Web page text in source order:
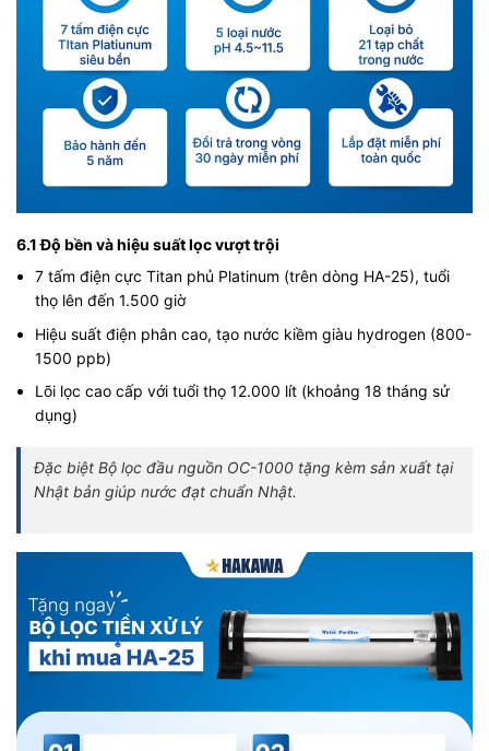
6.1 Độ bền và hiệu suất lọc vượt trội
7 tấm điện cực Titan phủ Platinum (trên dòng HA-25), tuổi
thọ lên đến 1.500 giờ
Hiệu suất điện phân cao, tạo nước kiềm giàu hydrogen (800-
1500 ppb)
Lõi lọc cao cấp với tuổi thọ 12.000 lít (khoảng 18 tháng sử
dụng)
Đặc biệt Bộ lọc đầu nguồn OC-1000 tặng kèm sản xuất tại
Nhật bản giúp nước đạt chuẩn Nhật.